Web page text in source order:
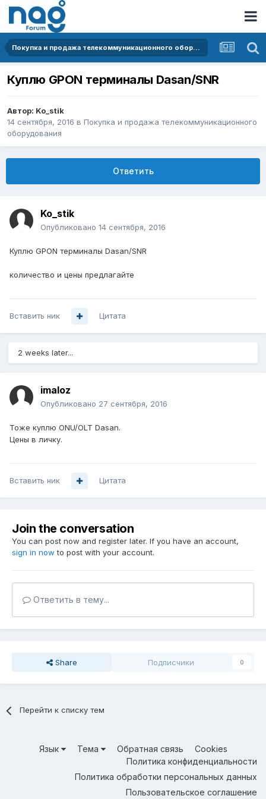
Покупка и продажа телекоммуникационного оборудования
Куплю GPON терминалы Dasan/SNR
Автор: Ko_stik
14 сентября, 2016 в Покупка и продажа телекоммуникационного
оборудования
Ответить
Ko_stik
Опубликовано 14 сентября, 2016
Куплю GPON терминалы Dasan/SNR
количество и цены предлагайте
Вставить ник Цитата
2 weeks later...
imaloz
Опубликовано 27 сентября, 2016
Тоже куплю ONU/OLT Dasan.
Цены в личку.
Вставить ник Цитата
Join the conversation
You can post now and register later. If you have an account,
sign in now to post with your account.
Ответить в тему...
Share Подписчики 0
Перейти к списку тем
Язык Тема Обратная связь
Cookies
Политика конфиденциальности
Политика обработки персональных данных
Пользовательское соглашение